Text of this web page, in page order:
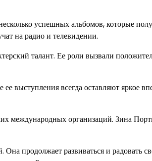
успешных альбомов, которые
на радио и телевидении.
талант. Ее роли вызвали
выступления всегда оставляют яркое
международных организаций. Зина
продолжает развиваться и радовать